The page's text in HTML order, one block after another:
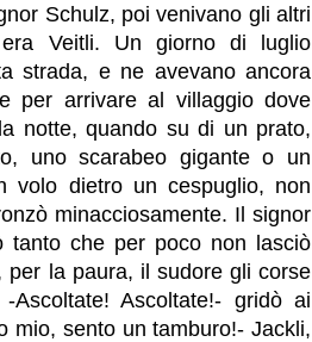
Schulz, poi venivano gli altri
Veitli. Un giorno di luglio
strada, e ne avevano ancora
per arrivare al villaggio dove
notte, quando su di un prato,
uno scarabeo gigante o un
volo dietro un cespuglio, non
minacciosamente. Il signor
tanto che per poco non lasciò
per la paura, il sudore gli corse
Ascoltate!- gridò ai
mio, sento un tamburo!- Jackli,